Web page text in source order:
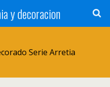
y decoracion
Serie Arretia